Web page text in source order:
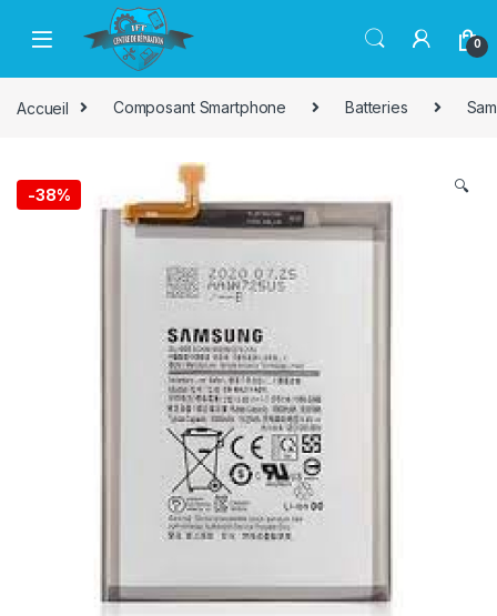
Passer à la navigation
Aller au contenu
0
Accueil Composant Smartphone Batteries
-38% 🔍